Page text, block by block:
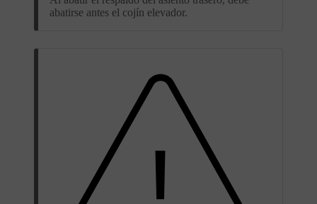
abatirse antes el cojín elevador.